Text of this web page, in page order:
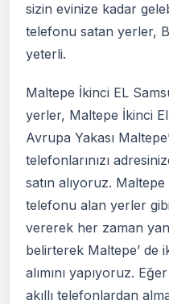
sizin evinize kadar
telefonu satan yerler,
yeterli.
Maltepe İkinci EL
yerler, Maltepe İkinci
Avrupa Yakası
telefonlarınızı
satın alıyoruz.
telefonu alan yerler
vererek her zaman
belirterek Maltepe’ de
alımını yapıyoruz.
akıllı telefonlardan